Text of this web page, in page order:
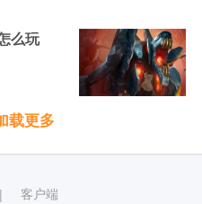
么玩
载更多
| 客户端